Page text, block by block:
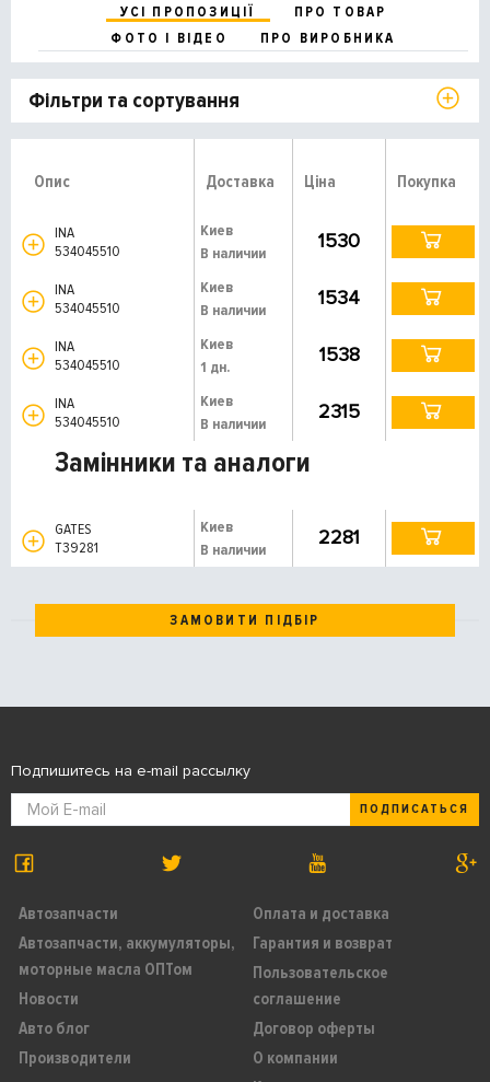
УСІ ПРОПОЗИЦІЇ
ПРО ТОВАР
ФОТО І ВІДЕО
ПРО ВИРОБНИКА
Фільтри та сортування
Опис Доставка Ціна Покупка
INA
534045510
Киев
В наличии
1530
INA
534045510
Киев
В наличии
1534
INA
534045510
Киев
1 дн.
1538
INA
534045510
Киев
В наличии
2315
Замінники та аналоги
GATES
T39281
Киев
В наличии
2281
ЗАМОВИТИ ПІДБІР
Автозапчасти
Автозапчасти, аккумуляторы,
моторные масла ОПТом
Новости
Авто блог
Производители
Оплата и доставка
Гарантия и возврат
Пользовательское
соглашение
Договор оферты
О компании
Подпишитесь на e-mail рассылку
ПОДПИСАТЬСЯ